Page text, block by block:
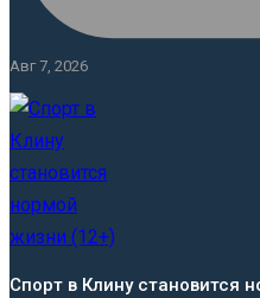
Авг 7, 2026
Спорт в Клину становится